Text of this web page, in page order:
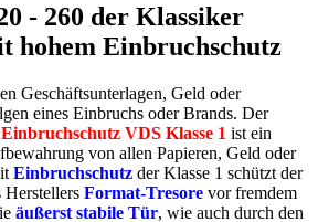
- 260 der Klassiker
hohem Einbruchschutz
Geschäftsunterlagen, Geld oder
eines Einbruchs oder Brands. Der
VDS Klasse 1 ist ein
von allen Papieren, Geld oder
Einbruchschutz der Klasse 1 schützt der
Herstellers Format-Tresore vor fremdem
äußerst stabile Tür, wie auch durch den